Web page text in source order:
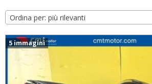
Ordina per: più rilevanti
5 immagini